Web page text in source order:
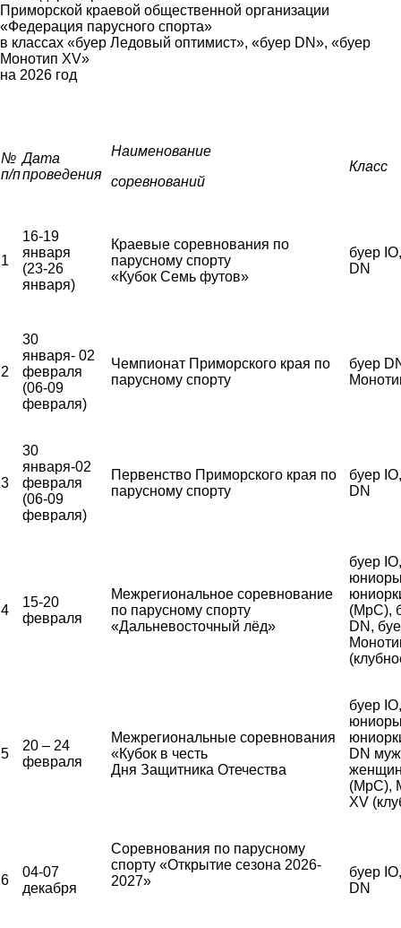
Приморской краевой общественной организации
«Федерация парусного спорта»
в классах «буер Ледовый оптимист», «буер DN», «буер
Монотип XV»
на 2026 год
№
п/п
Дата
проведения
Наименование
соревнований
Класс
1
16-19
января
(23-26
января)
Краевые соревнования по
парусному спорту
«Кубок Семь футов»
буер
DN
2
30
января- 02
февраля
(06-09
февраля)
Чемпионат Приморского края по
парусному спорту
буер
3
30
января-02
февраля
(06-09
февраля)
Первенство Приморского края по
парусному спорту
буер
DN
4
15-20
февраля
Межрегиональное соревнование
по парусному спорту
«Дальневосточный лёд»
буер
(МрС),
DN,
5
20 – 24
февраля
Межрегиональные соревнования
«Кубок в честь
Дня Защитника Отечества
буер
DN
(МрС),
XV
6
04-07
декабря
Соревнования по парусному
спорту «Открытие сезона 2026-
2027»
буер
DN